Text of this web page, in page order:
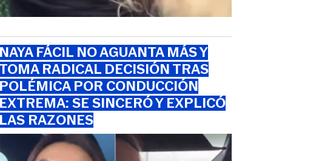
NAYA FÁCIL NO AGUANTA MÁS Y
TOMA RADICAL DECISIÓN TRAS
POLÉMICA POR CONDUCCIÓN
EXTREMA: SE SINCERÓ Y EXPLICÓ
LAS RAZONES